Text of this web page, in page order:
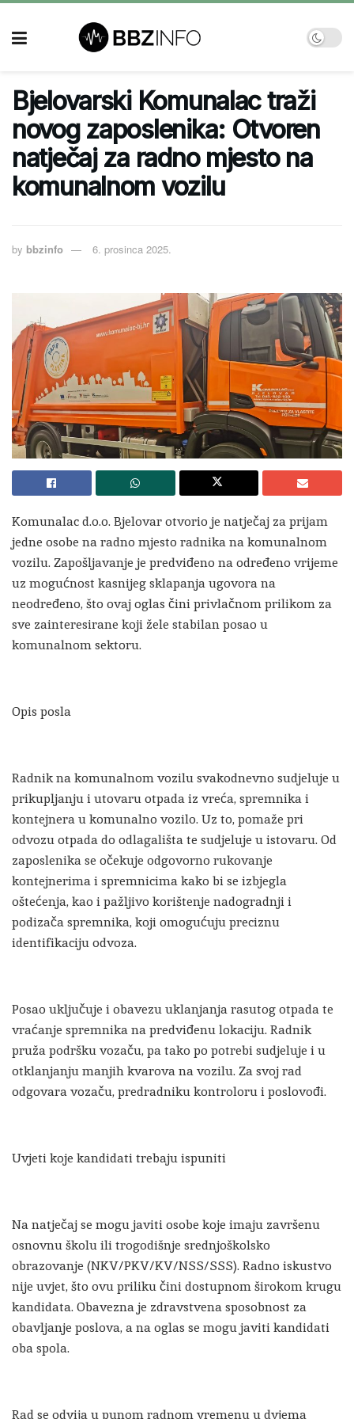
Bjelovarski Komunalac traži
novog zaposlenika: Otvoren
natječaj za radno mjesto na
komunalnom vozilu
by bbzinfo 6. prosinca 2025.
Komunalac d.o.o. Bjelovar otvorio je natječaj za prijam
jedne osobe na radno mjesto radnika na komunalnom
vozilu. Zapošljavanje je predviđeno na određeno vrijeme
uz mogućnost kasnijeg sklapanja ugovora na
neodređeno, što ovaj oglas čini privlačnom prilikom za
sve zainteresirane koji žele stabilan posao u
komunalnom sektoru.
Opis posla
Radnik na komunalnom vozilu svakodnevno sudjeluje u
prikupljanju i utovaru otpada iz vreća, spremnika i
kontejnera u komunalno vozilo. Uz to, pomaže pri
odvozu otpada do odlagališta te sudjeluje u istovaru. Od
zaposlenika se očekuje odgovorno rukovanje
kontejnerima i spremnicima kako bi se izbjegla
oštećenja, kao i pažljivo korištenje nadogradnji i
podizača spremnika, koji omogućuju preciznu
identifikaciju odvoza.
Posao uključuje i obavezu uklanjanja rasutog otpada te
vraćanje spremnika na predviđenu lokaciju. Radnik
pruža podršku vozaču, pa tako po potrebi sudjeluje i u
otklanjanju manjih kvarova na vozilu. Za svoj rad
odgovara vozaču, predradniku kontroloru i poslovođi.
Uvjeti koje kandidati trebaju ispuniti
Na natječaj se mogu javiti osobe koje imaju završenu
osnovnu školu ili trogodišnje srednjoškolsko
obrazovanje (NKV/PKV/KV/NSS/SSS). Radno iskustvo
nije uvjet, što ovu priliku čini dostupnom širokom krugu
kandidata. Obavezna je zdravstvena sposobnost za
obavljanje poslova, a na oglas se mogu javiti kandidati
oba spola.
Rad se odvija u punom radnom vremenu u dvjema